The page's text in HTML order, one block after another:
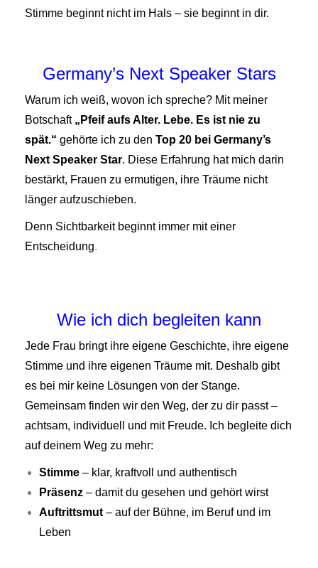
Stimme beginnt nicht im Hals – sie beginnt in dir.
Germany’s Next Speaker Stars
Warum ich weiß, wovon ich spreche? Mit meiner
Botschaft „Pfeif aufs Alter. Lebe. Es ist nie zu
spät.“ gehörte ich zu den Top 20 bei Germany’s
Next Speaker Star. Diese Erfahrung hat mich darin
bestärkt, Frauen zu ermutigen, ihre Träume nicht
länger aufzuschieben.
Denn Sichtbarkeit beginnt immer mit einer
Entscheidung.
Wie ich dich begleiten kann
Jede Frau bringt ihre eigene Geschichte, ihre eigene
Stimme und ihre eigenen Träume mit. Deshalb gibt
es bei mir keine Lösungen von der Stange.
Gemeinsam finden wir den Weg, der zu dir passt –
achtsam, individuell und mit Freude. Ich begleite dich
auf deinem Weg zu mehr:
Stimme – klar, kraftvoll und authentisch
Präsenz – damit du gesehen und gehört wirst
Auftrittsmut – auf der Bühne, im Beruf und im
Leben